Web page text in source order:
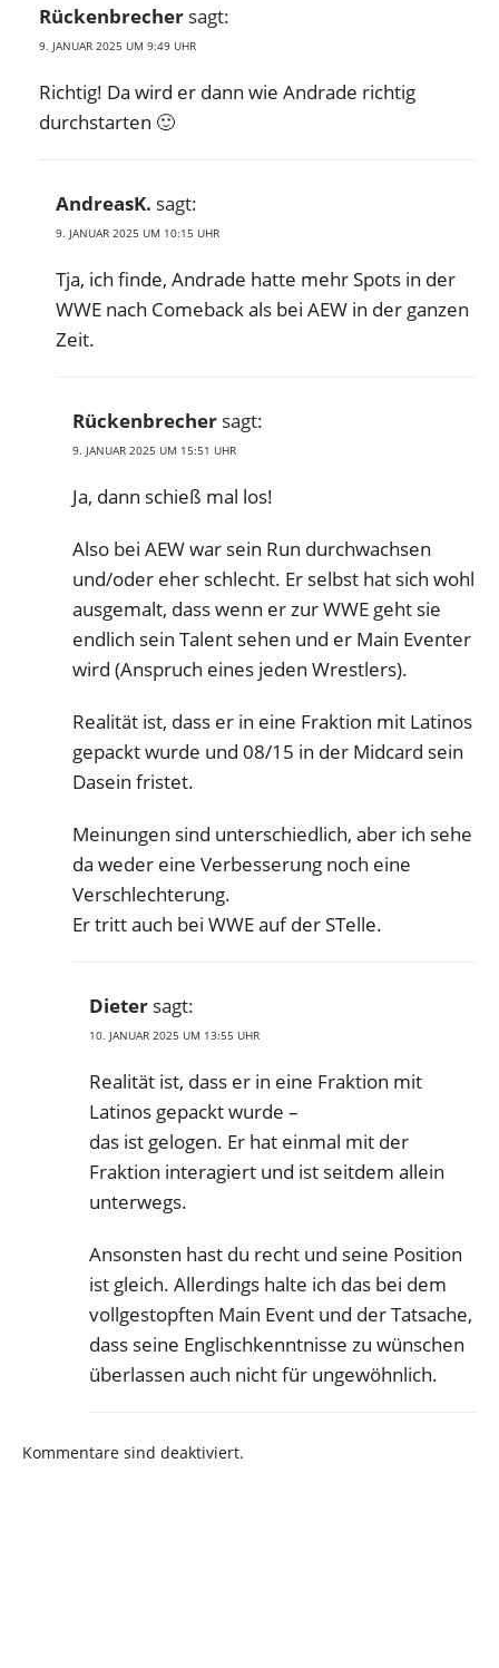
Rückenbrecher sagt:
9. JANUAR 2025 UM 9:49 UHR
Richtig! Da wird er dann wie Andrade richtig
durchstarten 🙂
AndreasK. sagt:
9. JANUAR 2025 UM 10:15 UHR
Tja, ich finde, Andrade hatte mehr Spots in der
WWE nach Comeback als bei AEW in der ganzen
Zeit.
Rückenbrecher sagt:
9. JANUAR 2025 UM 15:51 UHR
Ja, dann schieß mal los!
Also bei AEW war sein Run durchwachsen
und/oder eher schlecht. Er selbst hat sich wohl
ausgemalt, dass wenn er zur WWE geht sie
endlich sein Talent sehen und er Main Eventer
wird (Anspruch eines jeden Wrestlers).
Realität ist, dass er in eine Fraktion mit Latinos
gepackt wurde und 08/15 in der Midcard sein
Dasein fristet.
Meinungen sind unterschiedlich, aber ich sehe
da weder eine Verbesserung noch eine
Verschlechterung.
Er tritt auch bei WWE auf der STelle.
Dieter sagt:
10. JANUAR 2025 UM 13:55 UHR
Realität ist, dass er in eine Fraktion mit
Latinos gepackt wurde –
das ist gelogen. Er hat einmal mit der
Fraktion interagiert und ist seitdem allein
unterwegs.
Ansonsten hast du recht und seine Position
ist gleich. Allerdings halte ich das bei dem
vollgestopften Main Event und der Tatsache,
dass seine Englischkenntnisse zu wünschen
überlassen auch nicht für ungewöhnlich.
Kommentare sind deaktiviert.